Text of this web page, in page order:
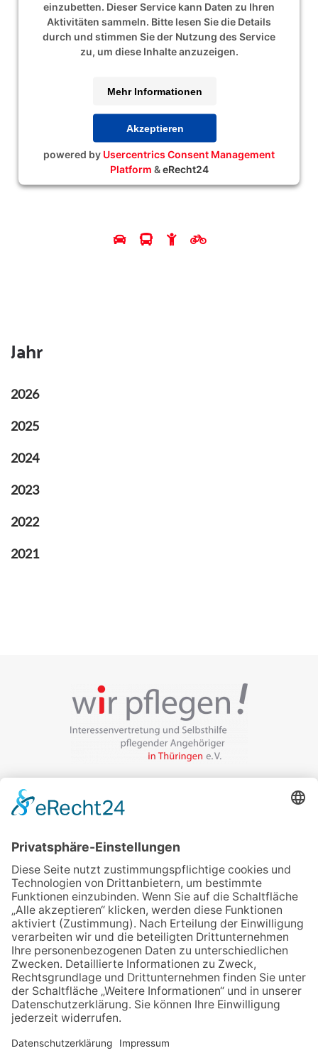
einzubetten. Dieser Service kann Daten zu Ihren
Aktivitäten sammeln. Bitte lesen Sie die Details
durch und stimmen Sie der Nutzung des Service
zu, um diese Inhalte anzuzeigen.
Mehr Informationen
Akzeptieren
powered by Usercentrics Consent Management
Platform &eRecht24
Jahr
2026
2025
2024
2023
2022
2021
Veranstalter:
wir pflegen in Thüringen e.V.
99085 Erfurt
Email schreiben
Uns unterstützen / Spenden
Alle Termine
Übersichtskarte
Veranstaltung anmelden